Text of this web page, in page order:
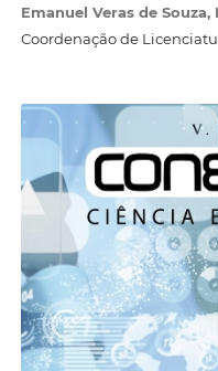
Emanuel Veras de Souza,
Coordenação de